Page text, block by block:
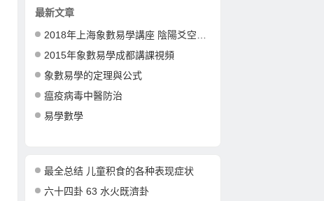
最新文章
2018年上海象數易學講座 陰陽爻空間卦形
2015年象數易學成都講課視頻
象數易學的定理與公式
瘟疫病毒中醫防治
易學數學
最全总结 儿童积食的各种表现症状
六十四卦 63 水火既濟卦